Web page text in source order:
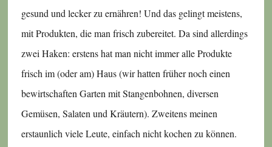
gesund und lecker zu ernähren! Und das gelingt meistens,
mit Produkten, die man frisch zubereitet. Da sind allerdings
zwei Haken: erstens hat man nicht immer alle Produkte
frisch im (oder am) Haus (wir hatten früher noch einen
bewirtschaften Garten mit Stangenbohnen, diversen
Gemüsen, Salaten und Kräutern). Zweitens meinen
erstaunlich viele Leute, einfach nicht kochen zu können.